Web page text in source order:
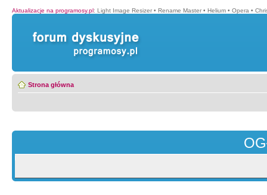
Aktualizacje na programosy.pl: Light Image Resizer • Rename Master • Helium • Opera •
Strona główna